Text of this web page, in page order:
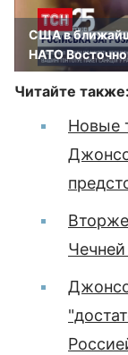
США в
НАТО
Читайте также:
Новые